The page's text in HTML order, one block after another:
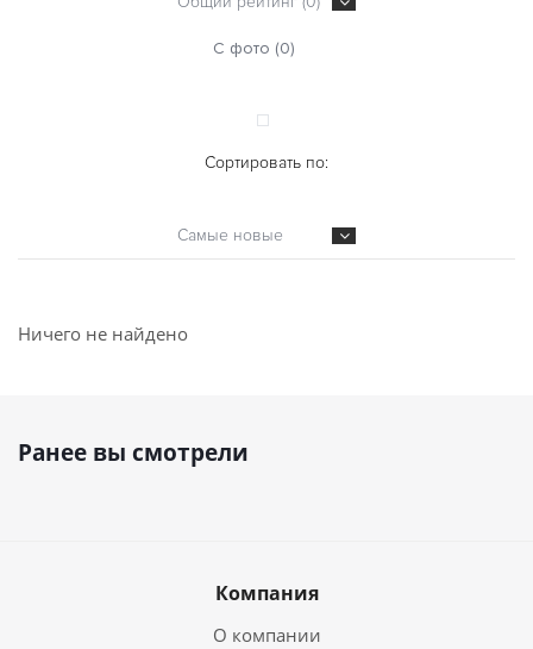
С фото (0)
Сортировать по:
Самые новые
Ничего не найдено
Ранее вы смотрели
Компания
О компании